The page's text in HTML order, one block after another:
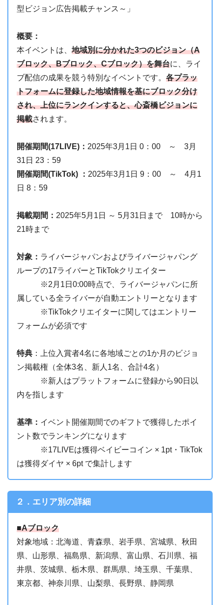
型ビジョン広告掲載チャンス～」
概要：
本イベントは、地域別に分かれた3つのビジョン（A
ブロック、Bブロック、Cブロック）を舞台に、ライ
ブ配信の成果を競う特別なイベントです。各プラッ
トフォームに登録した地域情報を基にブロック分け
され、上位にランクインすると、心斎橋ビジョンに
掲載されます。
開催期間(17LIVE)： 2025年3月1日 0：00 ～ 3月
31日 23：59
開催期間(TikTok) ： 2025年3月1日 9：00 ～ 4月1
日 8：59
掲載期間： 2025年5月1日 ～ 5月31日まで 10時から
21時まで
対象： ライバージャパンおよびライバージャパング
ループの17ライバーとTikTokクリエイター
※2月1日0:00時点で、ライバージャパンに所
属している全ライバーが自動エントリーとなります
※TikTokクリエイターに関してはエントリー
フォームが必須です
特典 ：上位入賞者4名に各地域ごとの1か月のビジョ
ン掲載権（全体3名、新人1名、合計4名）
※新人はプラットフォームに登録から90日以
内を指します
基準： イベント開催期間でのギフトで獲得したポイ
ント数でランキングになります
※17LIVEは獲得ベイビーコイン × 1pt・TikTok
は獲得ダイヤ × 6pt で集計します
２．エリア別の詳細
■Aブロック
対象地域：北海道、青森県、岩手県、宮城県、秋田
県、山形県、福島県、新潟県、富山県、石川県、福
井県、茨城県、栃木県、群馬県、埼玉県、千葉県、
東京都、神奈川県、山梨県、長野県、静岡県